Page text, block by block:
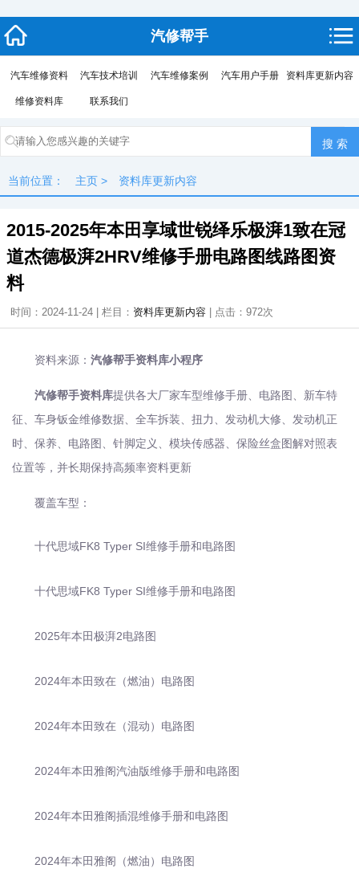
汽修帮手
汽车维修资料 汽车技术培训 汽车维修案例 汽车用户手册 资料库更新内容
维修资料库 联系我们
当前位置： 主页 > 资料库更新内容
2015-2025年本田享域世锐绎乐极湃1致在冠
道杰德极湃2HRV维修手册电路图线路图资
料
时间：2024-11-24 | 栏目： 资料库更新内容 | 点击： 972次
资料来源： 汽修帮手资料库小程序
汽修帮手资料库提供各大厂家车型维修手册、电路图、新车特
征、车身钣金维修数据、全车拆装、扭力、发动机大修、发动机正
时、保养、电路图、针脚定义、模块传感器、保险丝盒图解对照表
位置等，并长期保持高频率资料更新
覆盖车型：
十代思域FK8 Typer SI维修手册和电路图
十代思域FK8 Typer SI维修手册和电路图
2025年本田极湃2电路图
2024年本田致在（燃油）电路图
2024年本田致在（混动）电路图
2024年本田雅阁汽油版维修手册和电路图
2024年本田雅阁插混维修手册和电路图
2024年本田雅阁（燃油）电路图